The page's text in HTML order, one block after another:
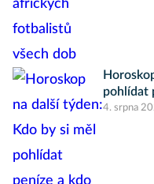
pohlídat
4. srpna